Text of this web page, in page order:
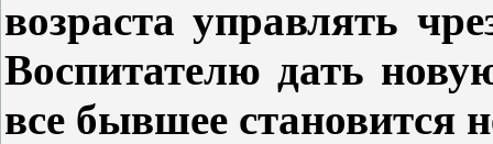
возраста управлять
Воспитателю дать
все бывшее становится